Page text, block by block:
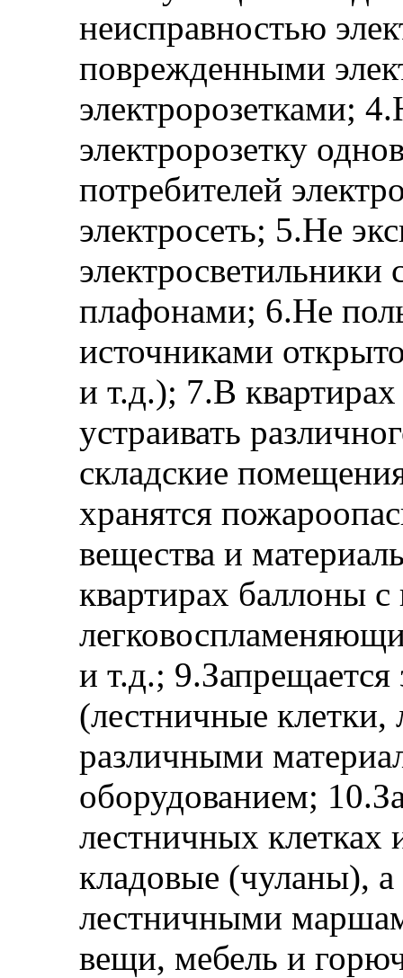
неисправностью
поврежденными
электророзетками;
электророзетку
потребителей
электросеть; 5.Не
плафонами; 6.Не
источниками
и т.д.); 7.В
устраивать
складские
хранятся
вещества и
квартирах баллоны
и т.д.;
(лестничные
различными
оборудованием;
лестничных
кладовые (чуланы),
лестничными
вещи, мебель и